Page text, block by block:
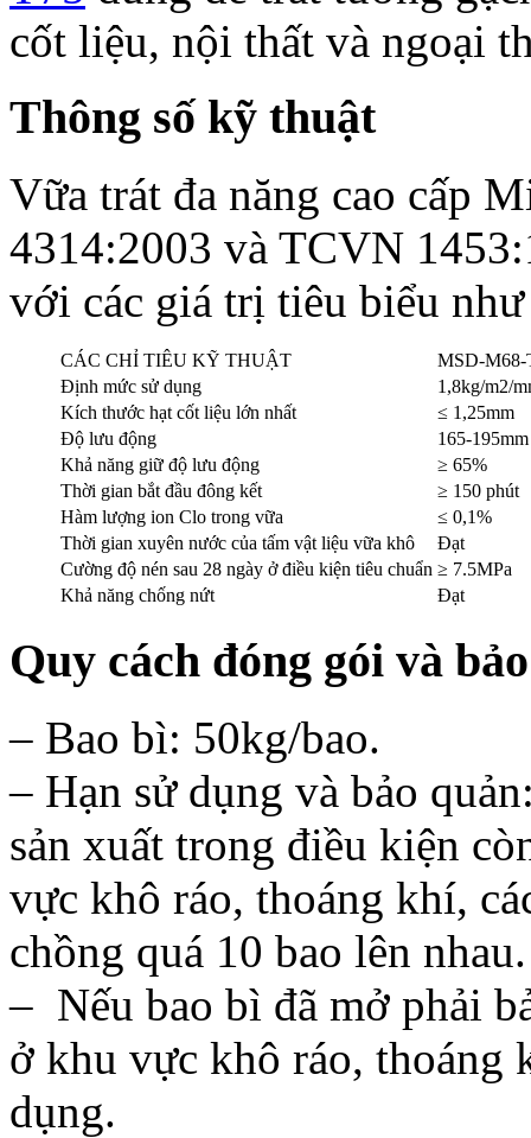
cốt liệu, nội thất và ngoại
Thông số kỹ thuật
Vữa trát đa năng cao cấp
4314:2003 và TCVN
với các giá trị tiêu biểu như
CÁC CHỈ TIÊU KỸ THUẬT
MSD-M68-
Định mức sử dụng
1,8kg/m2/
Kích thước hạt cốt liệu lớn nhất
≤ 1,25mm
Độ lưu động
165-195mm
Khả năng giữ độ lưu động
≥ 65%
Thời gian bắt đầu đông kết
≥ 150 phút
Hàm lượng ion Clo trong vữa
≤ 0,1%
Thời gian xuyên nước của tấm vật liệu vữa khô
Đạt
Cường độ nén sau 28 ngày ở điều kiện tiêu chuẩn ≥ 7.5MPa
Khả năng chống nứt
Đạt
Quy cách đóng gói và
– Bao bì: 50kg/bao.
– Hạn sử dụng và bảo
sản xuất trong điều kiện
vực khô ráo, thoáng khí,
chồng quá 10 bao lên nhau.
– Nếu bao bì đã mở phải
ở khu vực khô ráo, thoáng
dụng.